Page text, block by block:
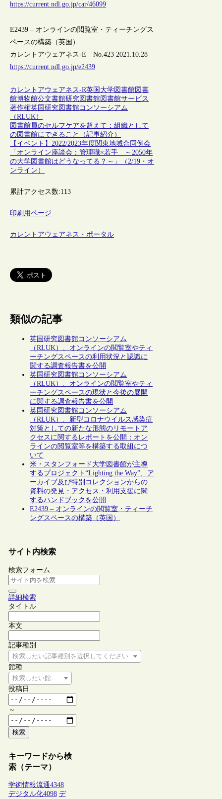
https://current.ndl.go.jp/car/46099
E2439 – オンラインの閲覧室・ティーチングス
ペースの構築（英国）
カレントアウェアネス-E No.423 2021.10.28
https://current.ndl.go.jp/e2439
カレントアウェアネス-R英国 大学図書館図書
館博物館公文書館研究図書館図書館サービス
著作権英国研究図書館コンソーシアム
（RLUK）
図書館員のセルフケアを超えて：組織として
の図書館にできること（記事紹介）
【イベント】2022/2023年度関東地域合同例会
「オンライン座談会：管理職×若手 ～2050年
の大学図書館はどうなってる？～」（2/19・オ
ンライン）
累計アクセス数:113
印刷用ページ
カレントアウェアネス・ポータル
類似の記事
英国研究図書館コンソーシアム
（RLUK）、オンラインの閲覧室やティ
ーチングスペースの利用状況と認識に
関する調査報告書を公開
英国研究図書館コンソーシアム
（RLUK）、オンラインの閲覧室やティ
ーチングスペースの現状と今後の展開
に関する調査報告書を公開
英国研究図書館コンソーシアム
（RLUK）、新型コロナウイルス感染症
対策としての新たな形態のリモートア
クセスに関するレポートを公開：オン
ラインの閲覧室等を構築する取組につ
いて
米・スタンフォード大学図書館が主導
するプロジェクト“Lighting the Way”、ア
ーカイブ及び特別コレクションからの
資料の発見・アクセス・利用支援に関
するハンドブックを公開
E2439 – オンラインの閲覧室・ティーチ
ングスペースの構築（英国）
サイト内検索
検索フォーム
詳細検索
タイトル
本文
記事種別
検索したい記事種別を選択してください
館種
検索したい館種を選択してください
投稿日
～
検索
キーワードから検
索（テーマ）
学術情報流通4348
デジタル化4098 デ